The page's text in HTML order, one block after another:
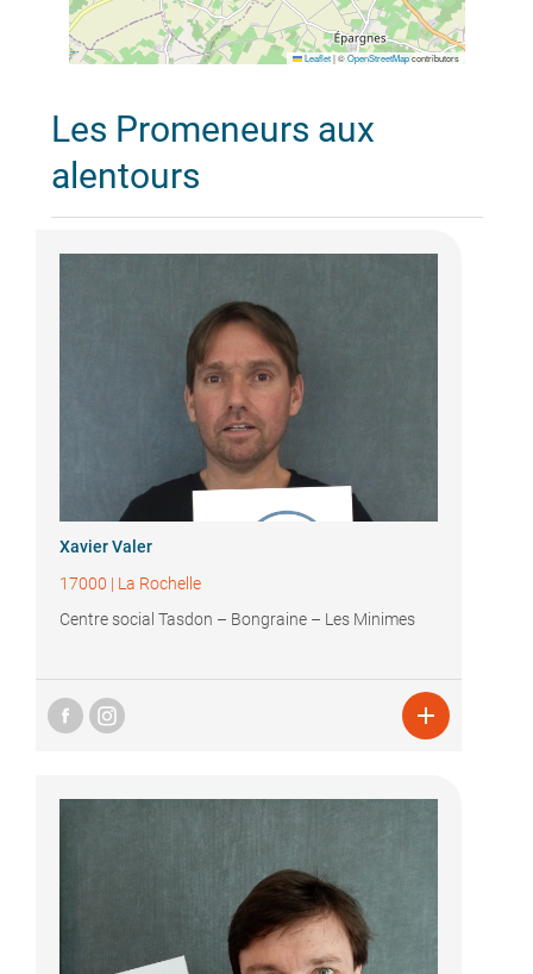
Leaflet |©OpenStreetMapcontributors
Les Promeneurs aux
alentours
Xavier Valer
17000 | La Rochelle
Centre social Tasdon – Bongraine – Les Minimes
